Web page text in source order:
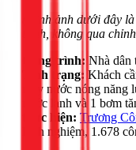
(Hình ảnh dưới đây
trình, không qua
Công trình: Nhà dân
Tình trạng: Khách
máy nước nóng
nước lạnh và 1 bơm
thực hiện: Trương
kinh nghiệm, 1.678